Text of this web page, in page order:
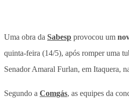
Uma obra da Sabesp provocou um
quinta-feira (14/5), após romper uma
Senador Amaral Furlan, em Itaquera,
Segundo a Comgás, as equipes da